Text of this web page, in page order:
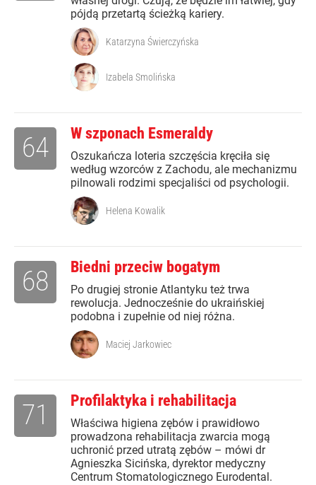
pójdą przetartą ścieżką kariery.
Katarzyna Świerczyńska
Izabela Smolińska
W szponach Esmeraldy
Oszukańcza loteria szczęścia kręciła się
według wzorców z Zachodu, ale mechanizmu
pilnowali rodzimi specjaliści od psychologii.
64
Helena Kowalik
Biedni przeciw bogatym
Po drugiej stronie Atlantyku też trwa
rewolucja. Jednocześnie do ukraińskiej
podobna i zupełnie od niej różna.
68
Maciej Jarkowiec
Profilaktyka i rehabilitacja
Właściwa higiena zębów i prawidłowo
prowadzona rehabilitacja zwarcia mogą
uchronić przed utratą zębów – mówi dr
Agnieszka Sicińska, dyrektor medyczny
Centrum Stomatologicznego Eurodental.
71